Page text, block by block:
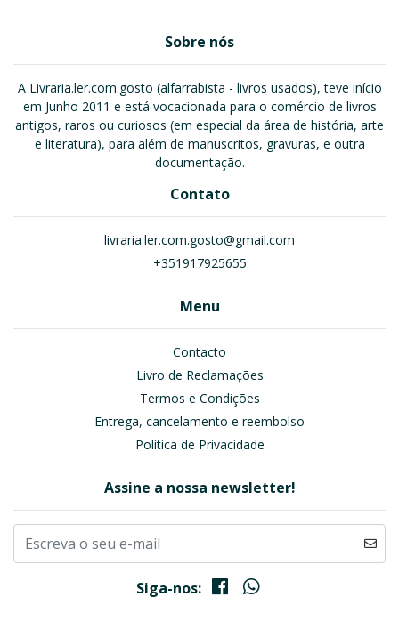
Sobre nós
A Livraria.ler.com.gosto (alfarrabista - livros usados), teve início
em Junho 2011 e está vocacionada para o comércio de livros
antigos, raros ou curiosos (em especial da área de história, arte
e literatura), para além de manuscritos, gravuras, e outra
documentação.
Contato
livraria.ler.com.gosto@gmail.com
+351917925655
Menu
Contacto
Livro de Reclamações
Termos e Condições
Entrega, cancelamento e reembolso
Política de Privacidade
Assine a nossa newsletter!
Siga-nos: